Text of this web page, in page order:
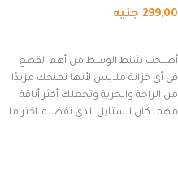
(رمادي)
299,00 جنيه
أصبحت شنط الوسط من أهم القطع
في أي خزانة ملابس لأنها تمنحك مزيدًا
من الراحة والحرية وتجعلك أكثر أناقة
مهما كان الستايل الذي تفضله. اختر ما